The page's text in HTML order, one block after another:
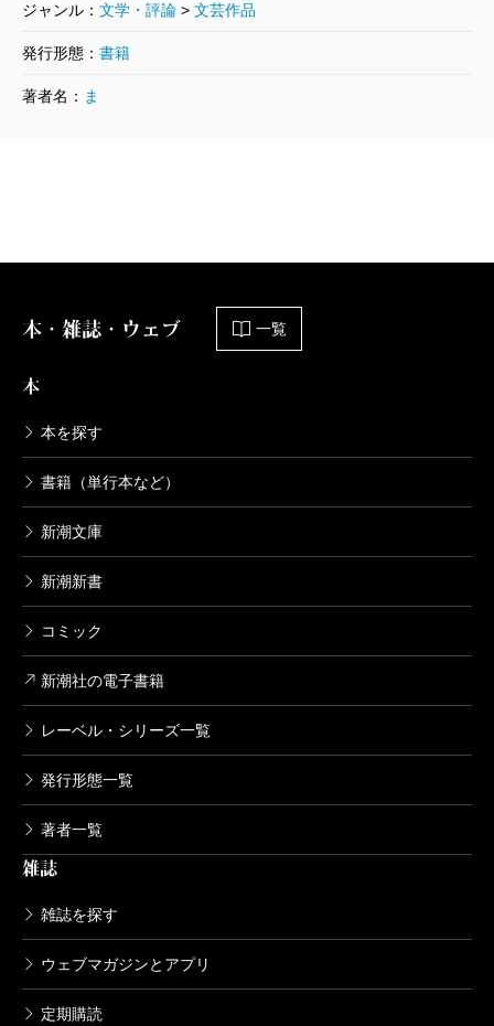
ある深夜、村の灯りが一斉に消えてしまう。その時
二人はどうしていたか。美しいラストである。とても
面白いですね。
か？ だから恋愛には言葉が邪魔だというピエール・
ド・マンディアルグの『海の百合』みたいな小説もあ
る。ふたりとも三十代だし、人を深いところで動かす
感覚をこそ描きたかったので、恋愛のかけひきを思い
切ってショートカットしてみました。
――自然描写がすばらしいです。とくに初雪が降り、
根雪になって、すべてが白く覆われ、やがて永遠と思
に迫る感じがします。もうひとつ印象的なのは桂子と
和彦のセックスシーンでした。
五官を総動員する行為の、最たるものですから。
ジャンル： 文学・評論 > 文芸作品
発行形態： 書籍
著者名： ま
本・雑誌・ウェブ 一覧
本
本を探す
書籍（単行本など）
新潮文庫
新潮新書
コミック
新潮社の電子書籍
レーベル・シリーズ一覧
発行形態一覧
著者一覧
雑誌
雑誌を探す
ウェブマガジンとアプリ
定期購読